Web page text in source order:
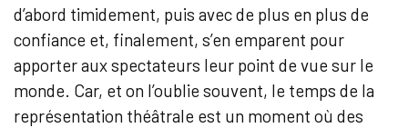
d’abord timidement, puis avec de plus en plus de
confiance et, finalement, s’en emparent pour
apporter aux spectateurs leur point de vue sur le
monde. Car, et on l’oublie souvent, le temps de la
représentation théâtrale est un moment où des